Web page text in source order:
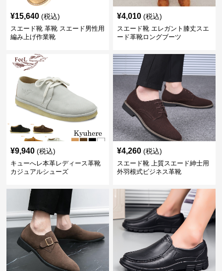
¥15,640 (税込)
スエード靴 革靴 スエード男性用
編み上げ作業靴
¥4,010 (税込)
スエード靴 エレガント膝丈スエ
ード革靴ロングブーツ
¥9,940 (税込)
キューへレ本革レディース革靴
カジュアルシューズ
¥4,260 (税込)
スエード靴 上質スエード紳士用
外羽根式ビジネス革靴